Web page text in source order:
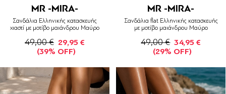
MR -MIRA-
Σανδάλια Ελληνικής κατασκευής
χιαστί με μοτίβο μαιάνδρου Μαύρο
49,00 € 29,95 €
(39% OFF)
MR -MIRA-
Σανδάλια flat Ελληνικής κατασκευής
με μοτίβο μαιάνδρου Μαύρο
49,00 € 34,95 €
(29% OFF)